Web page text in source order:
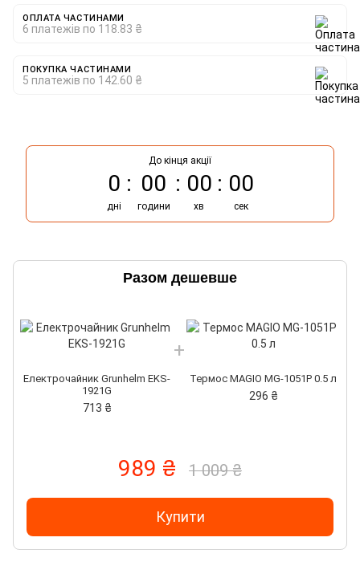
ОПЛАТА ЧАСТИНАМИ
6 платежів по 118.83 ₴
ПОКУПКА ЧАСТИНАМИ
5 платежів по 142.60 ₴
До кінця акції
0
дні
00
години
00
хв
00
сек
Разом дешевше
Електрочайник Grunhelm EKS-
1921G
713 ₴
Термос MAGIO MG-1051P 0.5 л
296 ₴
989 ₴ 1 009 ₴
Купити